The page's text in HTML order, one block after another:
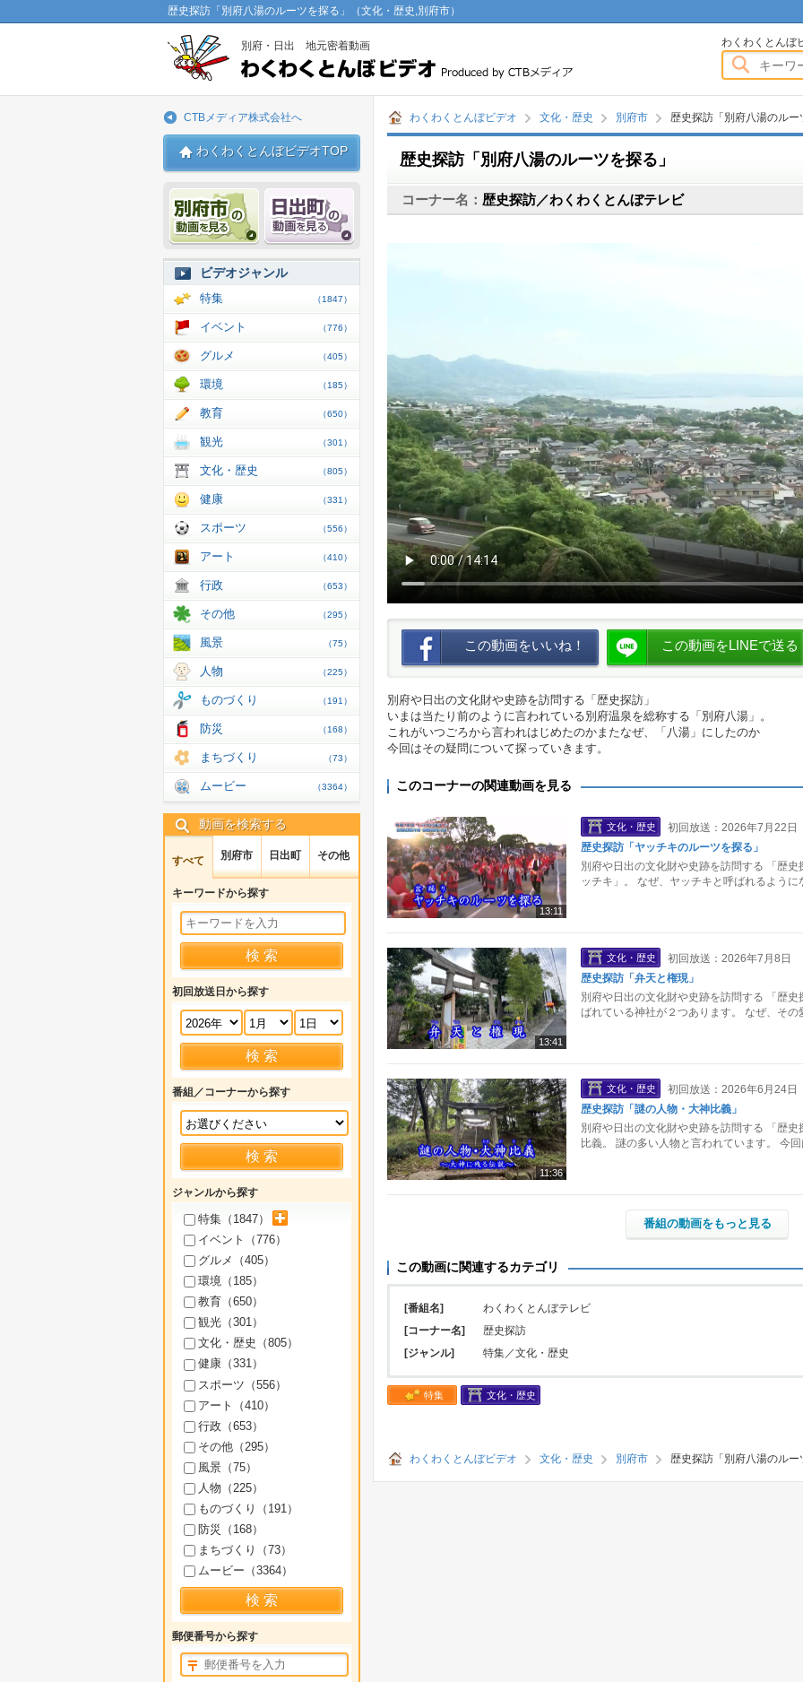
歴史探訪「別府八湯のルーツを探る」（文化・歴史,別府市）
別府・日出 地元密着動画 わくわくとんぼビデオわくわくとんぼ
わくわくとんぼビデオ 文化・歴史 別府市 歴史探訪「別府八湯のルー
歴史探訪「別府八湯のルーツを探る」
コーナー名： 歴史探訪／わくわくとんぼテレビ
この動画をいいね！ この動画をLINEで送る
別府や日出の文化財や史跡を訪問する「歴史探訪」
いまは当たり前のように言われている別府温泉を総称する「別府八湯」。
これがいつごろから言われはじめたのかまたなぜ、「八湯」にしたのか
今回はその疑問について探っていきます。
このコーナーの関連動画を見る
13:11
文化・歴史
初回放送：2026年7月22日
歴史探訪「ヤッチキのルーツを探る」
別府や日出の文化財や史跡を訪問する 「歴
ッチキ」。 なぜ、ヤッチキと呼ばれるよう
13:41
文化・歴史
初回放送：2026年7月8日
歴史探訪「弁天と権現」
別府や日出の文化財や史跡を訪問する 「歴
ばれている神社が２つあります。 なぜ、そ
11:36
文化・歴史
初回放送：2026年6月24日
歴史探訪「謎の人物・大神比義」
別府や日出の文化財や史跡を訪問する 「歴
比義。 謎の多い人物と言われています。 今
番組の動画をもっと見る
この動画に関連するカテゴリ
[番組名]
わくわくとんぼテレビ
[コーナー名]
歴史探訪
[ジャンル]
特集／文化・歴史
特集 文化・歴史
わくわくとんぼビデオ 文化・歴史 別府市 歴史探訪「別府八湯のルー
CTBメディア株式会社へ
わくわくとんぼビデオTOP
別府市 動画 日出 動画
ビデオジャンル
特集 （1847）
イベント （776）
グルメ （405）
環境 （185）
教育 （650）
観光 （301）
文化・歴史 （805）
健康 （331）
スポーツ （556）
アート （410）
行政 （653）
その他 （295）
風景 （75）
人物 （225）
ものづくり （191）
防災 （168）
まちづくり （73）
ムービー （3364）
動画を検索する
すべて 別府市 日出町 その他
キーワードから探す
初回放送日から探す
番組／コーナーから探す
ジャンルから探す
特集（ 1847）
イベント（776）
グルメ（405）
環境（ 185）
教育（650）
観光（301）
文化・歴史（805）
健康（331）
スポーツ（556）
アート（410）
行政（653）
その他（ 295）
風景（75）
人物（ 225）
ものづくり（ 191 ）
防災（ 168）
まちづくり（73）
ムービー（3364）
郵便番号から探す